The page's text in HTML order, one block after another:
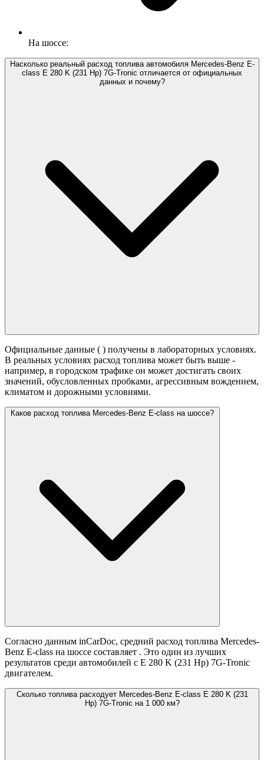
На шоссе:
Насколько реальный расход топлива автомобиля Mercedes-Benz E-
class E 280 K (231 Hp) 7G-Tronic отличается от официальных
данных и почему?
Официальные данные ( ) получены в лабораторных условиях.
В реальных условиях расход топлива может быть выше -
например, в городском трафике он может достигать своих
значений, обусловленных пробками, агрессивным вождением,
климатом и дорожными условиями.
Каков расход топлива Mercedes-Benz E-class на шоссе?
Согласно данным inCarDoc, средний расход топлива Mercedes-
Benz E-class на шоссе составляет . Это один из лучших
результатов среди автомобилей с E 280 K (231 Hp) 7G-Tronic
двигателем.
Сколько топлива расходует Mercedes-Benz E-class E 280 K (231
Hp) 7G-Tronic на 1 000 км?